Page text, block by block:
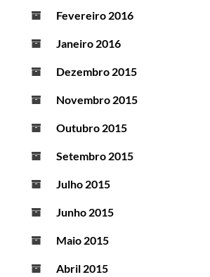
Fevereiro 2016
Janeiro 2016
Dezembro 2015
Novembro 2015
Outubro 2015
Setembro 2015
Julho 2015
Junho 2015
Maio 2015
Abril 2015